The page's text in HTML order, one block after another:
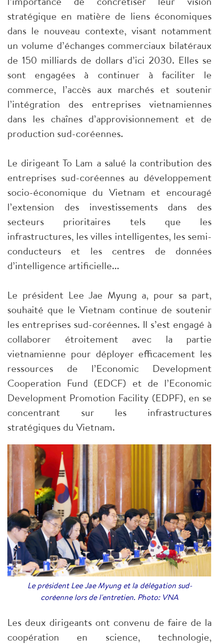
stratégique en matière de liens économiques
dans le nouveau contexte, visant notamment
un volume d’échanges commerciaux bilatéraux
de 150 milliards de dollars d’ici 2030. Elles se
sont engagées à continuer à faciliter le
commerce, l’accès aux marchés et soutenir
l’intégration des entreprises vietnamiennes
dans les chaînes d’approvisionnement et de
production sud-coréennes.
Le dirigeant To Lam a salué la contribution des
entreprises sud-coréennes au développement
socio-économique du Vietnam et encouragé
l’extension des investissements dans des
secteurs prioritaires tels que les
infrastructures, les villes intelligentes, les semi-
conducteurs et les centres de données
d’intelligence artificielle...
Le président Lee Jae Myung a, pour sa part,
souhaité que le Vietnam continue de soutenir
les entreprises sud-coréennes. Il s’est engagé à
collaborer étroitement avec la partie
vietnamienne pour déployer efficacement les
ressources de l’Economic Development
Cooperation Fund (EDCF) et de l’Economic
Development Promotion Facility (EDPF), en se
concentrant sur les infrastructures
stratégiques du Vietnam.
Le président Lee Jae Myung et la délégation sud-
coréenne lors de l'entretien. Photo: VNA
Les deux dirigeants ont convenu de faire de la
coopération en science, technologie,